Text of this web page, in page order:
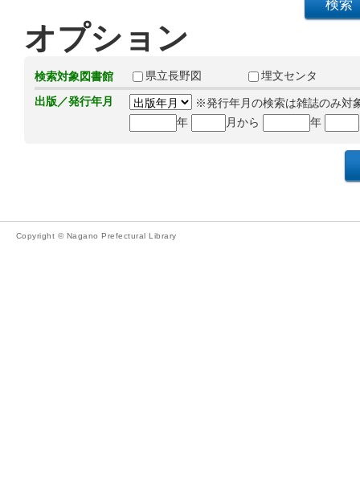
オプション
検索対象図書館 県立長野図
埋文センタ
出版／発行年月
※発行年月の検索は雑誌のみ対
年
月から 年
Copyright © Nagano Prefectural Library